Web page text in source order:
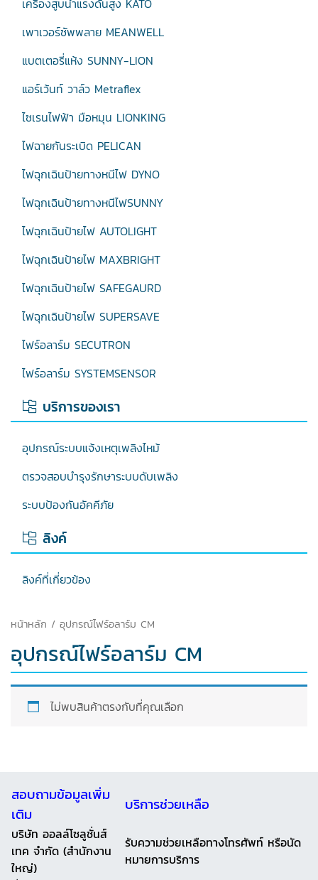
เพาเวอร์ซัพพลาย MEANWELL
แบตเตอรี่แห้ง SUNNY-LION
แอร์เว้นท์ วาล์ว Metraflex
ไซเรนไฟฟ้า มือหมุน LIONKING
ไฟฉายกันระเบิด PELICAN
ไฟฉุกเฉินป้ายทางหนีไฟ DYNO
ไฟฉุกเฉินป้ายทางหนีไฟSUNNY
ไฟฉุกเฉินป้ายไฟ AUTOLIGHT
ไฟฉุกเฉินป้ายไฟ MAXBRIGHT
ไฟฉุกเฉินป้ายไฟ SAFEGAURD
ไฟฉุกเฉินป้ายไฟ SUPERSAVE
ไฟร์อลาร์ม SECUTRON
ไฟร์อลาร์ม SYSTEMSENSOR
บริการของเรา
อุปกรณ์ระบบแจ้งเหตุเพลิงไหม้
ตรวจสอบบำรุงรักษาระบบดับเพลิง
ระบบป้องกันอัคคีภัย
ลิงค์
ลิงค์ที่เกี่ยวข้อง
หน้าหลัก / อุปกรณ์ไฟร์อลาร์ม CM
อุปกรณ์ไฟร์อลาร์ม CM
ไม่พบสินค้าตรงกับที่คุณเลือก
สอบถามข้อมูลเพิ่ม
เติม
บริการช่วยเหลือ
บริษัท ออลล์โซลูชั่นส์
เทค จำกัด (สำนักงาน
ใหญ่)
รับความช่วยเหลือทางโทรศัพท์ หรือนัด
หมายการบริการ